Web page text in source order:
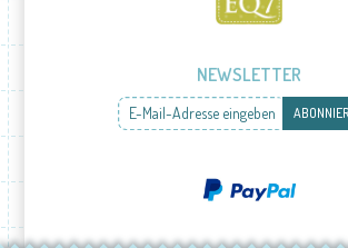
NEWSLETTER
E-Mail-Adresse eingeben